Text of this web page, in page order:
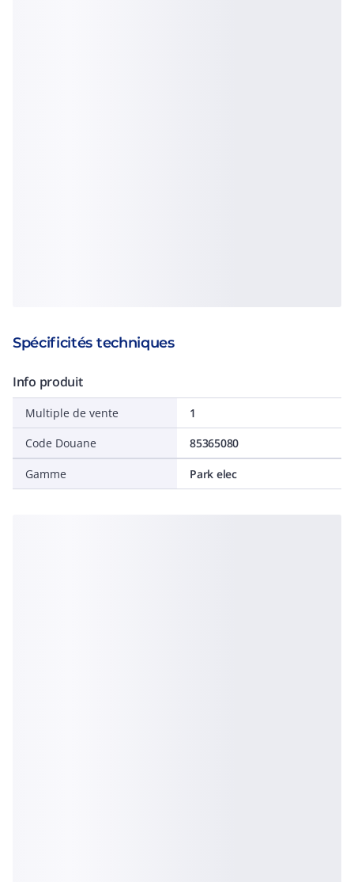
Spécificités techniques
Info produit
Multiple de vente
1
Code Douane
85365080
Gamme Park elec